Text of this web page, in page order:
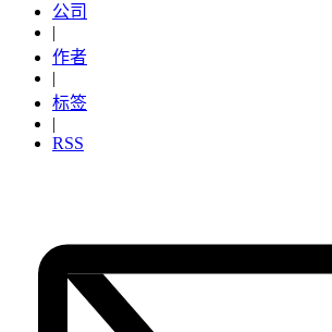
公司
|
作者
|
标签
|
RSS